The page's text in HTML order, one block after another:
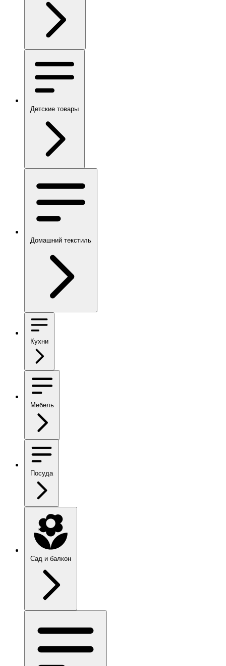
Детские товары
Домашний текстиль
Кухни
Мебель
Посуда
Сад и балкон